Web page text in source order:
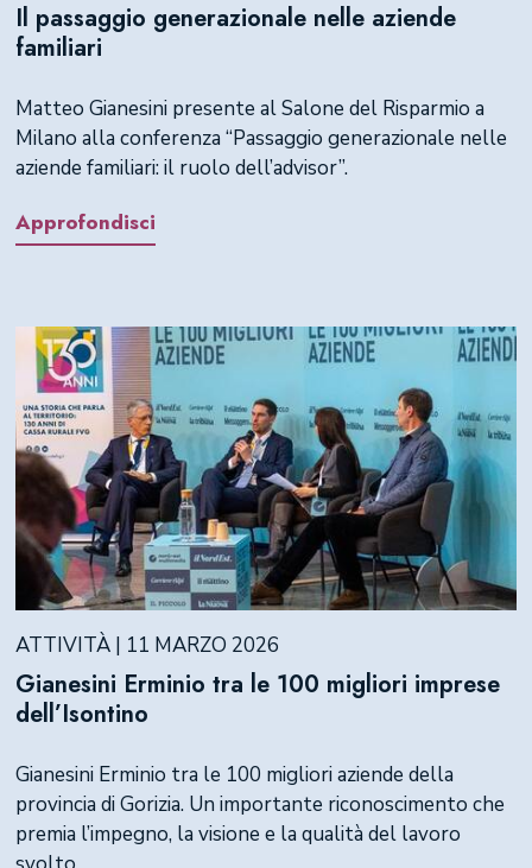
Il passaggio generazionale nelle aziende
familiari
Matteo Gianesini presente al Salone del Risparmio a
Milano alla conferenza “Passaggio generazionale nelle
aziende familiari: il ruolo dell’advisor”.
Approfondisci
ATTIVITÀ | 11 MARZO 2026
Gianesini Erminio tra le 100 migliori imprese
dell’Isontino
Gianesini Erminio tra le 100 migliori aziende della
provincia di Gorizia. Un importante riconoscimento che
premia l’impegno, la visione e la qualità del lavoro